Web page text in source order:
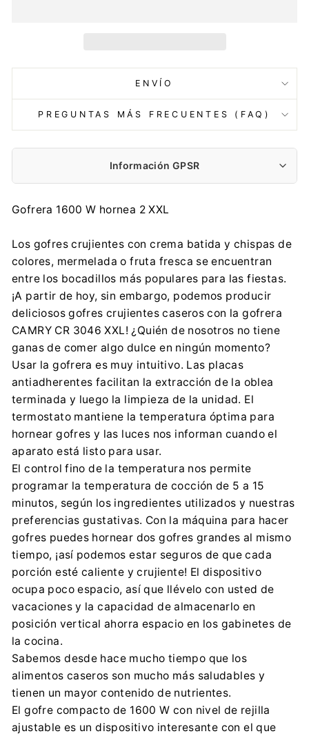
ENVÍO
PREGUNTAS MÁS FRECUENTES (FAQ)
Información GPSR
Fabricante:
Adler Sp. z o.o.
ce@adler.com.pl
888 457 196
Importador:
Adler Sp. z o.o.
Ordona 2a, 01-237 Warszawa
ce@adler.com.pl
888 457 196
Gofrera 1600 W hornea 2 XXL
Los gofres crujientes con crema batida y chispas de
colores, mermelada o fruta fresca se encuentran
entre los bocadillos más populares para las fiestas.
¡A partir de hoy, sin embargo, podemos producir
deliciosos gofres crujientes caseros con la gofrera
CAMRY CR 3046 XXL! ¿Quién de nosotros no tiene
ganas de comer algo dulce en ningún momento?
Usar la gofrera es muy intuitivo. Las placas
antiadherentes facilitan la extracción de la oblea
terminada y luego la limpieza de la unidad. El
termostato mantiene la temperatura óptima para
hornear gofres y las luces nos informan cuando el
aparato está listo para usar.
El control fino de la temperatura nos permite
programar la temperatura de cocción de 5 a 15
minutos, según los ingredientes utilizados y nuestras
preferencias gustativas. Con la máquina para hacer
gofres puedes hornear dos gofres grandes al mismo
tiempo, ¡así podemos estar seguros de que cada
porción esté caliente y crujiente! El dispositivo
ocupa poco espacio, así que llévelo con usted de
vacaciones y la capacidad de almacenarlo en
posición vertical ahorra espacio en los gabinetes de
la cocina.
Sabemos desde hace mucho tiempo que los
alimentos caseros son mucho más saludables y
tienen un mayor contenido de nutrientes.
El gofre compacto de 1600 W con nivel de rejilla
ajustable es un dispositivo interesante con el que